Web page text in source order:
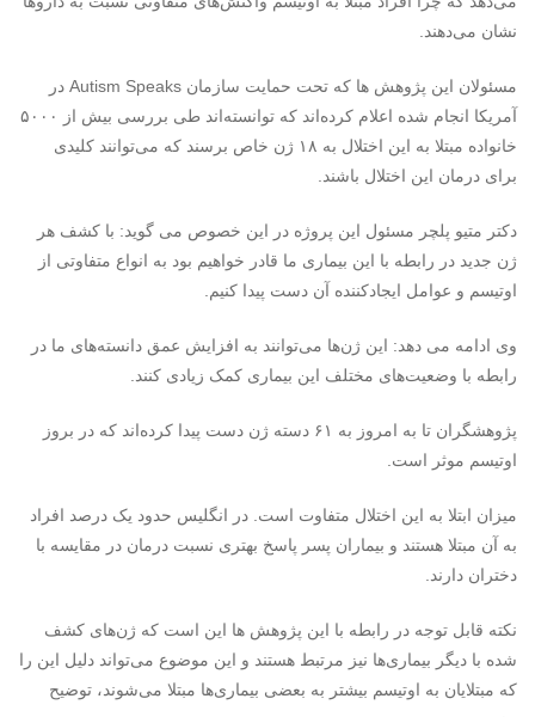
نشان می‌دهند.
مسئولان این پژوهش ها که تحت حمایت سازمان Autism Speaks در
آمریکا انجام شده اعلام کرده‌اند که توانسته‌اند طی بررسی بیش از ۵۰۰۰
خانواده مبتلا به این اختلال به ۱۸ ژن خاص برسند که می‌توانند کلیدی
برای درمان این اختلال باشند.
دکتر متیو پلچر مسئول این پروژه در این خصوص می گوید: با کشف هر
ژن جدید در رابطه با این بیماری ما قادر خواهیم بود به انواع متفاوتی از
اوتیسم و عوامل ایجادکننده آن دست پیدا کنیم.
وی ادامه می دهد: این ژن‌ها می‌توانند به افزایش عمق دانسته‌های ما در
رابطه با وضعیت‌های مختلف این بیماری کمک زیادی کنند.
پژوهشگران تا به امروز به ۶۱ دسته ژن دست پیدا کرده‌اند که در بروز
اوتیسم موثر است.
میزان ابتلا به این اختلال متفاوت است. در انگلیس حدود یک درصد افراد
به آن مبتلا هستند و بیماران پسر پاسخ بهتری نسبت درمان در مقایسه با
دختران دارند.
نکته قابل توجه در رابطه با این پژوهش ها این است که ژن‌های کشف
شده با دیگر بیماری‌ها نیز مرتبط هستند و این موضوع می‌تواند دلیل این را
که مبتلایان به اوتیسم بیشتر به بعضی بیماری‌ها مبتلا می‌شوند، توضیح